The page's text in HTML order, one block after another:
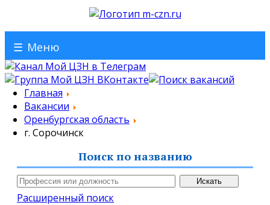
☰ Меню
Главная
Вакансии
Оренбургская область
г. Сорочинск
Поиск по названию
Расширенный поиск